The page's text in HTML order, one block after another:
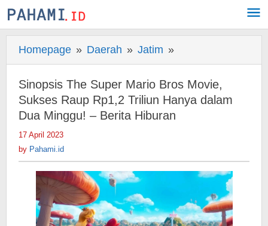
Skip
to
Homepage » Daerah » Jatim »
The
Super
Mario
Raup
Rp1,2
Hanya
Sinopsis The Super Mario Bros Movie,
Sukses Raup Rp1,2 Triliun Hanya dalam
Dua Minggu! – Berita Hiburan
17 April 2023
by Pahami.id